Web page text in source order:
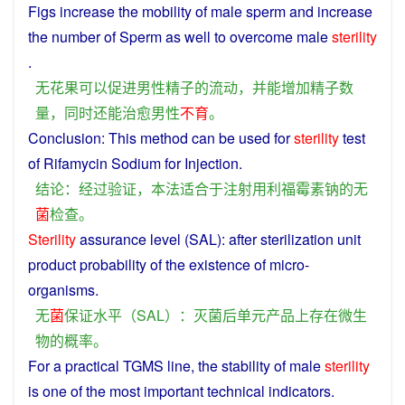
Figs increasethe mobilityof malespermand increase
the numberofSpermaswell to overcome malesterility
.
无花果可以促进男性精子的流动， 并能增加精子数
量， 同时还能治愈男性不育。
Conclusion: This method can be used forsterilitytest
of Rifamycin Sodiumfor Injection.
结论： 经过验证， 本法适合于注射用利福霉素钠的无
菌检查。
Sterilityassurance level (SAL): aftersterilization unit
productprobabilityoftheexistenceof micro-
organisms.
无菌保证水平 （SAL）： 灭菌后单元产品上存在微生
物的概率。
For a practical TGMS line, thestabilityof malesterility
isone of the most importanttechnical indicators.